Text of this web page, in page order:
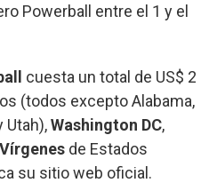
Powerball entre el 1 y el
cuesta un total de US$ 2
(todos excepto Alabama,
Utah),Washington DC,
de Estados
su sitio web oficial.